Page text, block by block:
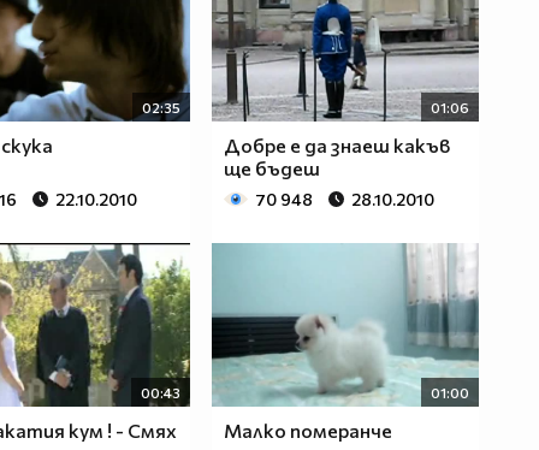
02:35
22.10.2010
01:06
Добре е да знаеш какъв
ще бъдеш
70 948 28.10.2010
00:43
кум ! - Смях
01:00
Малко померанче